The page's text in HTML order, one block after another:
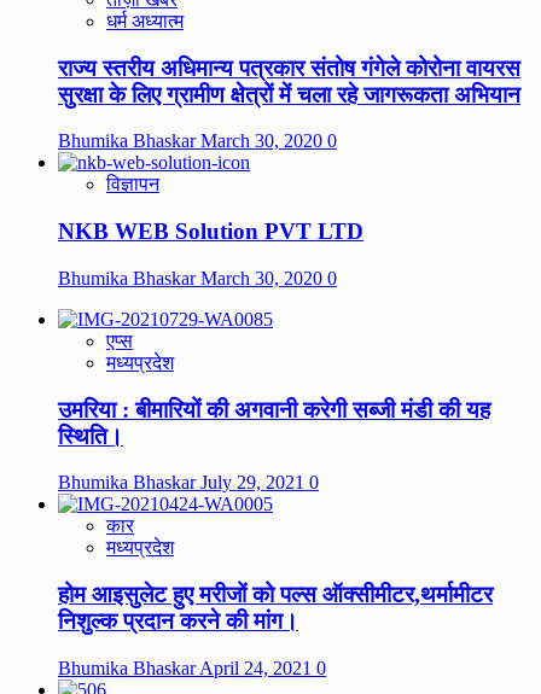
धर्म अध्यात्म
राज्य स्तरीय अधिमान्य पत्रकार संतोष गंगेले कोरोना वायरस
सुरक्षा के लिए ग्रामीण क्षेत्रों में चला रहे जागरूकता अभियान
Bhumika BhaskarMarch 30, 2020 0
विज्ञापन
NKB WEB Solution PVT LTD
Bhumika BhaskarMarch 30, 2020 0
एप्स
मध्यप्रदेश
उमरिया : बीमारियों की अगवानी करेगी सब्जी मंडी की यह
स्थिति।
Bhumika BhaskarJuly 29, 2021 0
कार
मध्यप्रदेश
होम आइसुलेट हुए मरीजों को पल्स ऑक्सीमीटर,थर्मामीटर
निशुल्क प्रदान करने की मांग।
Bhumika BhaskarApril 24, 2021 0